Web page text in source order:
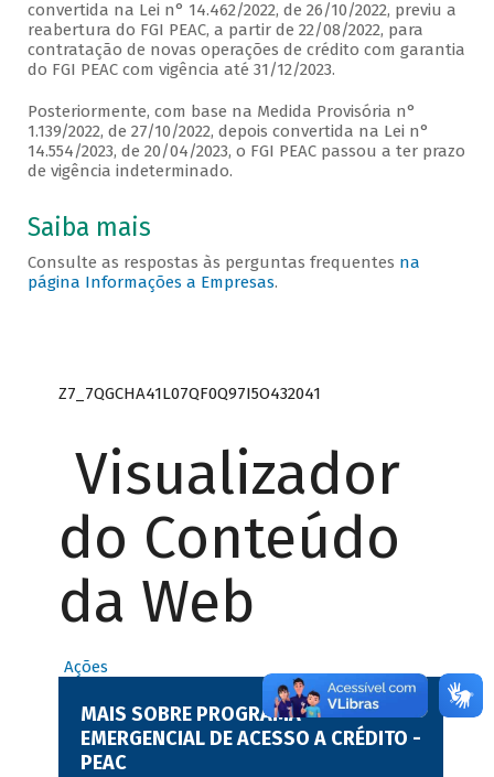
convertida na Lei n° 14.462/2022, de 26/10/2022, previu a
reabertura do FGI PEAC, a partir de 22/08/2022, para
contratação de novas operações de crédito com garantia
do FGI PEAC com vigência até 31/12/2023.
Posteriormente, com base na Medida Provisória n°
1.139/2022, de 27/10/2022, depois convertida na Lei n°
14.554/2023, de 20/04/2023, o FGI PEAC passou a ter prazo
de vigência indeterminado.
Saiba mais
Consulte as respostas às perguntas frequentes na
página Informações a Empresas.
Z7_7QGCHA41L07QF0Q97I5O432041
Visualizador
do Conteúdo
da Web
Ações
MAIS SOBRE PROGRAMA
EMERGENCIAL DE ACESSO A CRÉDITO -
PEAC